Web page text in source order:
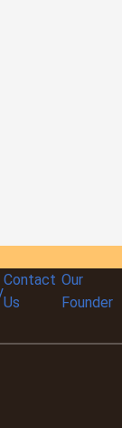
Contact
Us
Our
Founder